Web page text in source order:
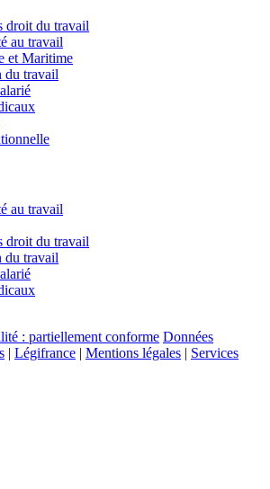
droit du travail
au travail
et Maritime
du travail
au travail
droit du travail
du travail
: partiellement conforme Données
| Légifrance | Mentions légales | Services